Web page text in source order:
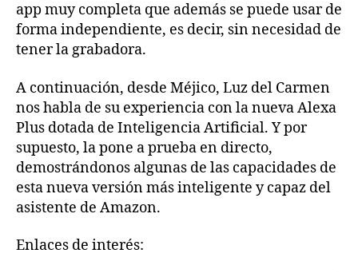
app muy completa que además se puede usar de
forma independiente, es decir, sin necesidad de
tener la grabadora.
A continuación, desde Méjico, Luz del Carmen
nos habla de su experiencia con la nueva Alexa
Plus dotada de Inteligencia Artificial. Y por
supuesto, la pone a prueba en directo,
demostrándonos algunas de las capacidades de
esta nueva versión más inteligente y capaz del
asistente de Amazon.
Enlaces de interés: